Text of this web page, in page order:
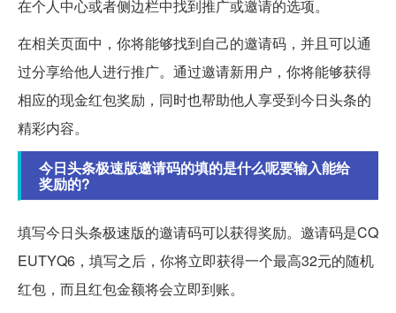
在个人中心或者侧边栏中找到推广或邀请的选项。
在相关页面中，你将能够找到自己的邀请码，并且可以通
过分享给他人进行推广。通过邀请新用户，你将能够获得
相应的现金红包奖励，同时也帮助他人享受到今日头条的
精彩内容。
今日头条极速版邀请码的填的是什么呢要输入能给
奖励的?
填写今日头条极速版的邀请码可以获得奖励。邀请码是CQ
EUTYQ6，填写之后，你将立即获得一个最高32元的随机
红包，而且红包金额将会立即到账。